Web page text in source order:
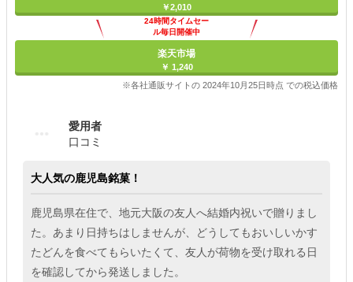
￥2,010
24時間タイムセー
ル毎日開催中
楽天市場
￥ 1,240
※各社通販サイトの 2024年10月25日時点 での税込価格
愛用者
口コミ
大人気の鹿児島銘菓！
鹿児島県在住で、地元大阪の友人へ結婚内祝いで贈りまし
た。あまり日持ちはしませんが、どうしてもおいしいかす
たどんを食べてもらいたくて、友人が荷物を受け取れる日
を確認してから発送しました。